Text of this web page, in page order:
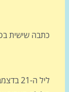
שישית בסדרת